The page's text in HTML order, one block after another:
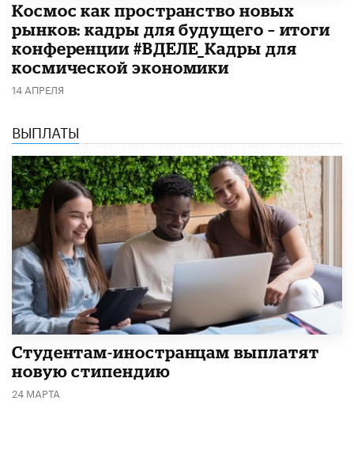
Космос как пространство новых
рынков: кадры для будущего – итоги
конференции #ВДЕЛЕ_Кадры для
космической экономики
14 АПРЕЛЯ
ВЫПЛАТЫ
Студентам-иностранцам выплатят
новую стипендию
24 МАРТА